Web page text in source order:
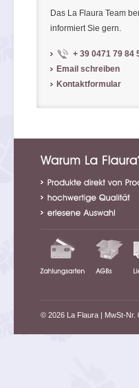
Das La Flaura Team
informiert Sie gern.
+ 39 0471 79 84
Email schreiben
Kontaktformular
© 2026 La Flaura| MwSt-Nr.